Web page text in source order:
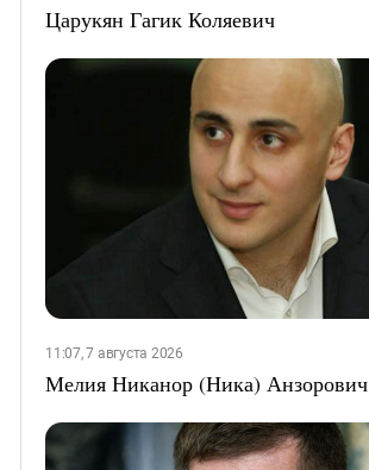
Царукян Гагик Коляевич
11:07, 7 августа 2026
Мелия Никанор (Ника) Анзорович